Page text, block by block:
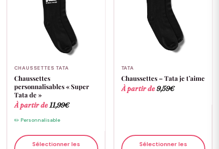
CHAUSSETTES TATA
Chaussettes
personnalisables « Super
Tata de »
À partir de 11,99€
✏️ Personnalisable
Sélectionner les
TATA
Chaussettes – Tata je t’aime
À partir de9,59€
Sélectionner les